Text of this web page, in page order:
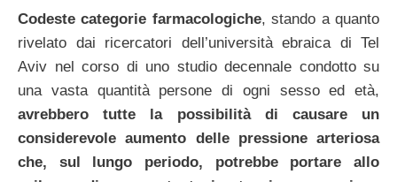
Codeste categorie farmacologiche, stando a quanto
rivelato dai ricercatori dell’università ebraica di Tel
Aviv nel corso di uno studio decennale condotto su
una vasta quantità persone di ogni sesso ed età,
avrebbero tutte la possibilità di causare un
considerevole aumento delle pressione arteriosa
che, sul lungo periodo, potrebbe portare allo